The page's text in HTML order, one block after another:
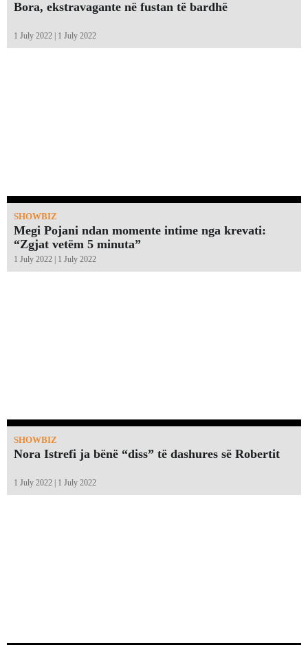
Bora, ekstravagante në fustan të bardhë
1 July 2022 | 1 July 2022
SHOWBIZ
Megi Pojani ndan momente intime nga krevati:
“Zgjat vetëm 5 minuta”￼
1 July 2022 | 1 July 2022
SHOWBIZ
Nora Istrefi ja bënë “diss” të dashures së Robertit
1 July 2022 | 1 July 2022